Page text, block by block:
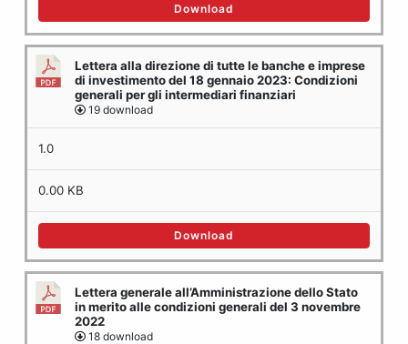
Download
Lettera alla direzione di tutte le banche e imprese
di investimento del 18 gennaio 2023: Condizioni
generali per gli intermediari finanziari
19 download
1.0
0.00 KB
Download
Lettera generale all’Amministrazione dello Stato
in merito alle condizioni generali del 3 novembre
2022
18 download